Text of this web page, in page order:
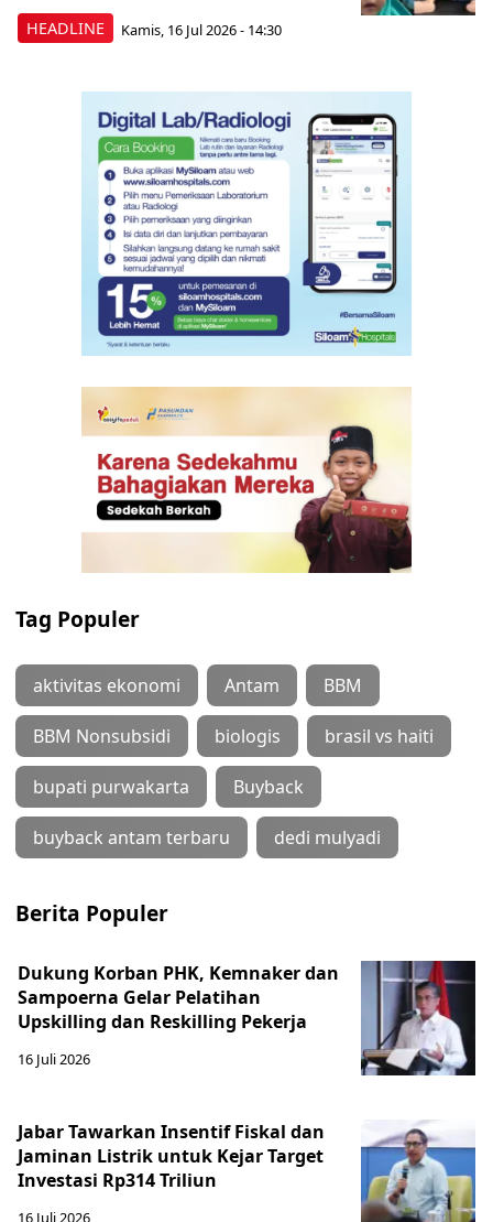
HEADLINE Kamis, 16 Jul 2026 - 14:30
Tag Populer
aktivitas ekonomi Antam BBM
BBM Nonsubsidi biologis brasil vs haiti
bupati purwakarta Buyback
buyback antam terbaru dedi mulyadi
Berita Populer
Dukung Korban PHK, Kemnaker dan
Sampoerna Gelar Pelatihan
Upskilling dan Reskilling Pekerja
16 Juli 2026
Jabar Tawarkan Insentif Fiskal dan
Jaminan Listrik untuk Kejar Target
Investasi Rp314 Triliun
16 Juli 2026